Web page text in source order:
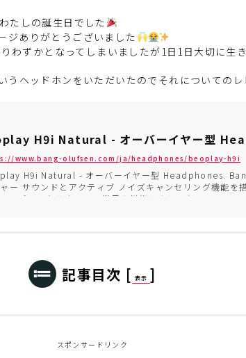
たしの誕生日でした
ジありがとうございました
わずかとなってしまいましたが1日1日大切に生
ヘッドホンをいただいたのでそれについてのレ
H9i Natural - オーバーイヤー型
www.bang-olufsen.com/ja/headphones/beoplay-h9i
H9i Natural - オーバーイヤー型 Headphones.
ー サウンドとアクティブ ノイズキャンセリング機能を
、ピュアなサウンドの世界を堪能しましょう。
記事目次 [ 表示 ]
スポンサードリンク